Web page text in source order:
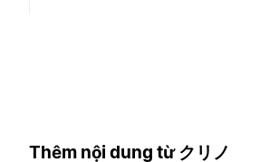
Thêm nội dung từ クリノ